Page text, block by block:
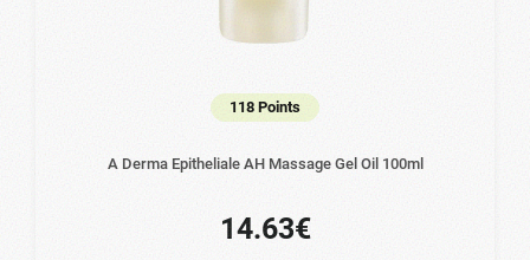
118 Points
A Derma Epitheliale AH Massage Gel Oil 100ml
14.63€